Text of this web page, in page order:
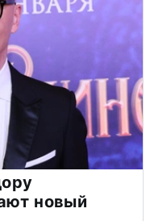
новый